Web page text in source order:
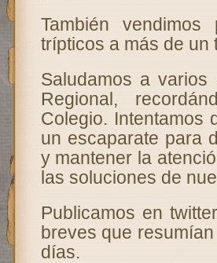
También
trípticos a más de un
Saludamos a
Regional,
Colegio. Intentamos
un escaparate para
y mantener la
las soluciones de
Publicamos en
breves que
días.